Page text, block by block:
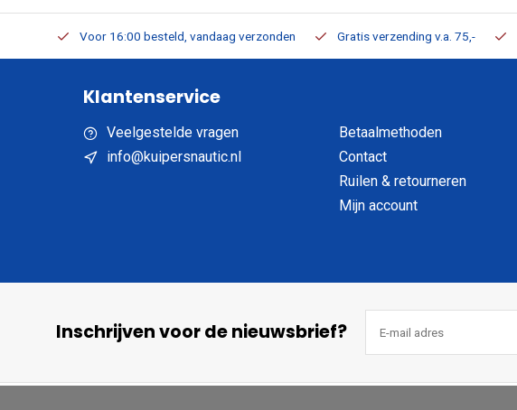
Voor 16:00 besteld, vandaag verzonden Gratis verzending v.a. 75,-
Klantenservice
Veelgestelde vragen
info@kuipersnautic.nl
Betaalmethoden
Contact
Ruilen & retourneren
Mijn account
Inschrijven voor de nieuwsbrief?